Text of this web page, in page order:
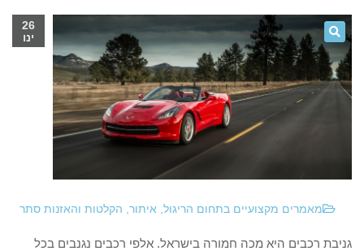
26
ינו
מאמרים מקצועיים בתחום הריגול, איתור, הקלטות והאזנות סתר
גניבת רכבים היא מכה חמורה בישראל. אלפי רכבים נגנבים בכל